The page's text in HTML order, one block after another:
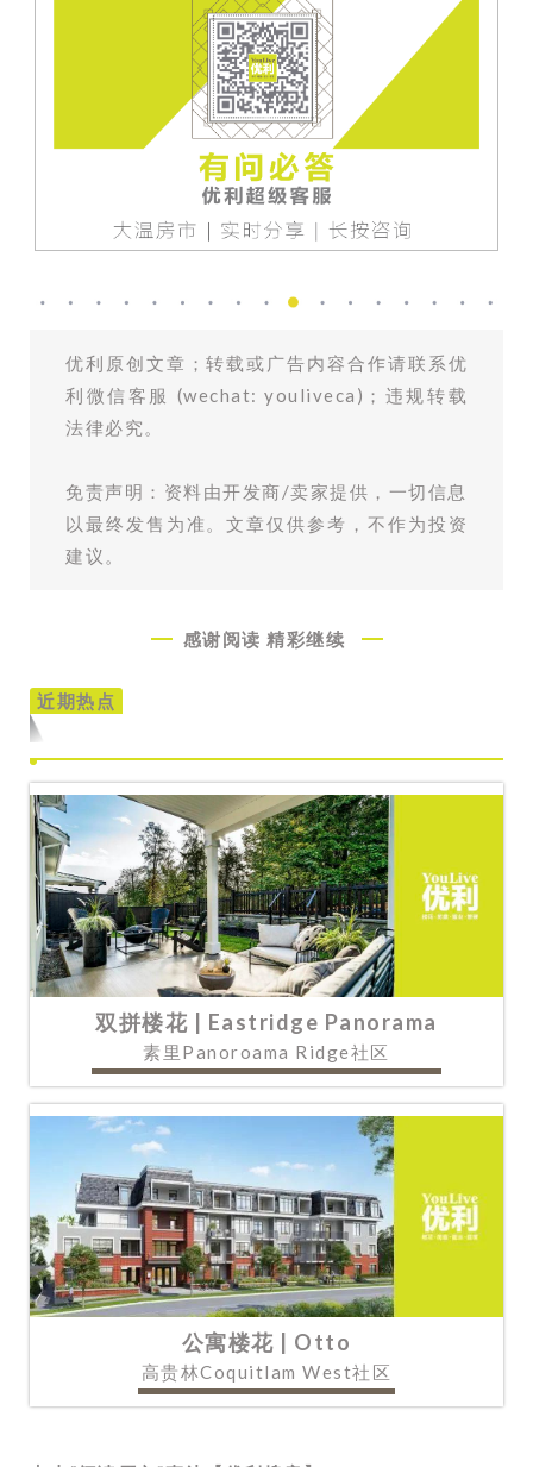
优利原创文章；转载或广告内容合作请联系优
利微信客服 (wechat: youliveca)；违规转载
法律必究。
免责声明：资料由开发商/卖家提供，一切信息
以最终发售为准。文章仅供参考，不作为投资
建议。
感谢阅读 精彩继续
近期热点
双拼楼花 | Eastridge Panorama
素里Panoroama Ridge社区
公寓楼花 | Otto
高贵林Coquitlam West社区